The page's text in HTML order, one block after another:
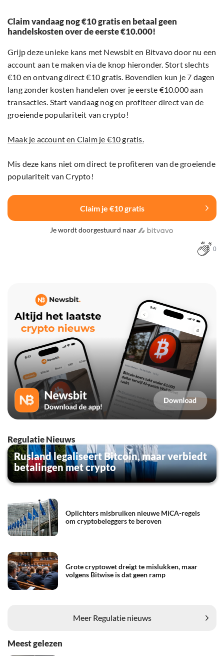
Claim vandaag nog €10 gratis en betaal geen
handelskosten over de eerste €10.000!
Grijp deze unieke kans met Newsbit en Bitvavo door nu een
account aan te maken via de knop hieronder. Stort slechts
€10 en ontvang direct €10 gratis. Bovendien kun je 7 dagen
lang zonder kosten handelen over je eerste €10.000 aan
transacties. Start vandaag nog en profiteer direct van de
groeiende populariteit van crypto!
Maak je account en Claim je €10 gratis.
Mis deze kans niet om direct te profiteren van de groeiende
populariteit van Crypto!
Claim je €10 gratis
Je wordt doorgestuurd naar
0
Regulatie Nieuws
Rusland legaliseert Bitcoin, maar verbiedt
betalingen met crypto
Oplichters misbruiken nieuwe MiCA-regels
om cryptobeleggers te beroven
Grote cryptowet dreigt te mislukken, maar
volgens Bitwise is dat geen ramp
Meer Regulatie nieuws
Meest gelezen